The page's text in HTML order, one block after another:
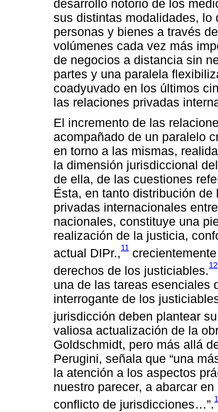
desarrollo notorio de los
sus distintas modalidades, lo
personas y bienes a través
volúmenes cada vez más
de negocios a distancia sin
partes y una paralela
coadyuvado en los últimos
las relaciones privadas
El incremento de las
acompañado de un paralelo
en torno a las mismas,
la dimensión jurisdiccional
de ella, de las cuestiones
Ésta, en tanto distribución
privadas internacionales
nacionales, constituye una
realización de la justicia,
actual DIPr.,11
derechos de los justiciables.12
una de las tareas esenciales
interrogante de los
jurisdicción deben plantear
valiosa actualización de la
Goldschmidt, pero más allá
Perugini, señala que “una
la atención a los aspectos
nuestro parecer, a abarcar
conflicto de jurisdicciones…”.